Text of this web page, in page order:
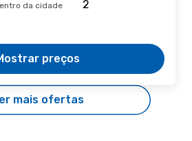
da cidade
preços
mais ofertas